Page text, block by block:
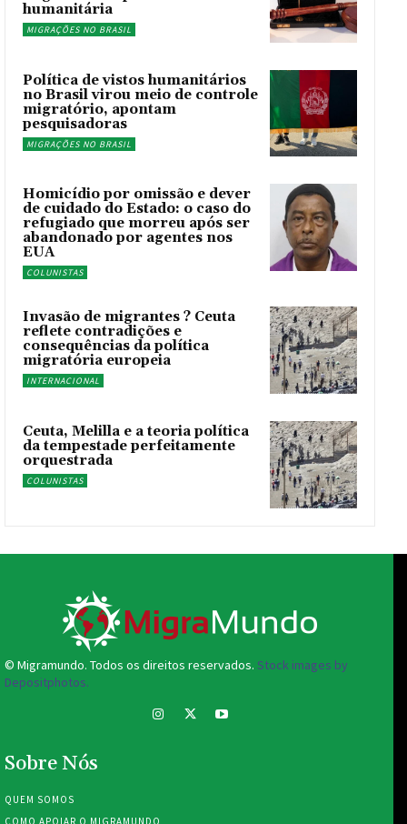
humanitária
MIGRAÇÕES NO BRASIL
Política de vistos humanitários
no Brasil virou meio de controle
migratório, apontam
pesquisadoras
MIGRAÇÕES NO BRASIL
Homicídio por omissão e dever
de cuidado do Estado: o caso do
refugiado que morreu após ser
abandonado por agentes nos
EUA
COLUNISTAS
Invasão de migrantes ? Ceuta
reflete contradições e
consequências da política
migratória europeia
INTERNACIONAL
Ceuta, Melilla e a teoria política
da tempestade perfeitamente
orquestrada
COLUNISTAS
© Migramundo. Todos os direitos reservados. Stock images by
Depositphotos.
Sobre Nós
QUEM SOMOS
COMO APOIAR O MIGRAMUNDO